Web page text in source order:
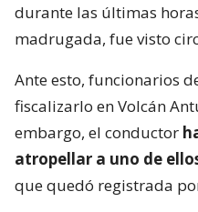
durante las últimas
madrugada, fue visto
Ante esto, funcionarios
fiscalizarlo en Volcán
embargo, el conductor
atropellar a uno de
que quedó registrada